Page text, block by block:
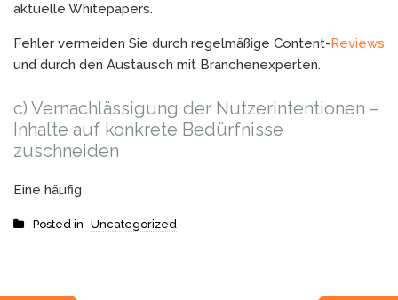
aktuelle Whitepapers.
Fehler vermeiden Sie durch regelmäßige Content-Reviews
und durch den Austausch mit Branchenexperten.
c) Vernachlässigung der Nutzerintentionen –
Inhalte auf konkrete Bedürfnisse
zuschneiden
Eine häufig
Posted in Uncategorized